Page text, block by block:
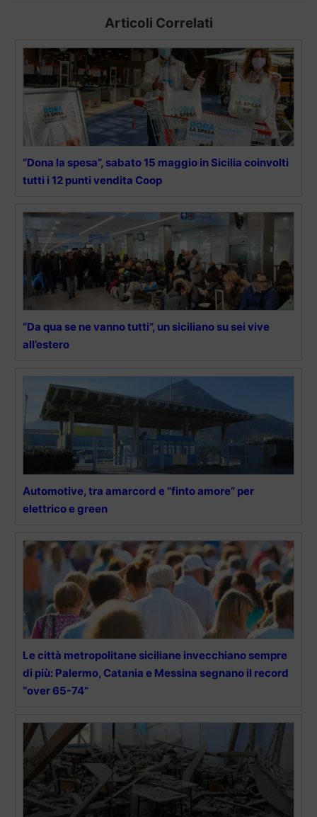
Articoli Correlati
“Dona la spesa”, sabato 15 maggio in Sicilia coinvolti
tutti i 12 punti vendita Coop
“Da qua se ne vanno tutti”, un siciliano su sei vive
all’estero
Automotive, tra amarcord e “finto amore” per
elettrico e green
Le città metropolitane siciliane invecchiano sempre
di più: Palermo, Catania e Messina segnano il record
“over 65-74”